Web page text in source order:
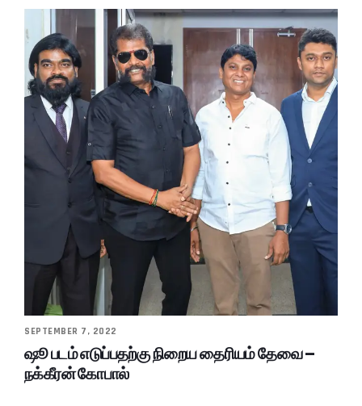
SEPTEMBER 7, 2022
ஷூ படம் எடுப்பதற்கு நிறைய தைரியம் தேவை –
நக்கீரன் கோபால்